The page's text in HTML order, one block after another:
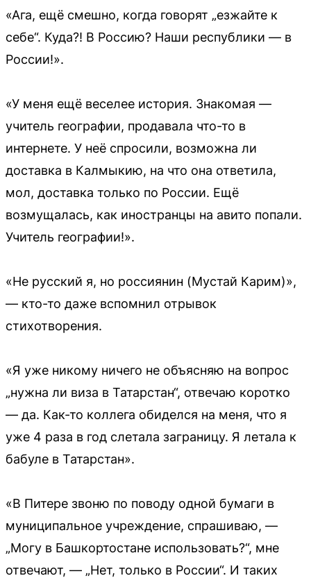
«Ага, ещё смешно, когда говорят „езжайте к
себе“. Куда?! В Россию? Наши республики — в
России!».
«У меня ещё веселее история. Знакомая —
учитель географии, продавала что-то в
интернете. У неё спросили, возможна ли
доставка в Калмыкию, на что она ответила,
мол, доставка только по России. Ещё
возмущалась, как иностранцы на авито попали.
Учитель географии!».
«Не русский я, но россиянин (Мустай Карим)»,
— кто-то даже вспомнил отрывок
стихотворения.
«Я уже никому ничего не объясняю на вопрос
„нужна ли виза в Татарстан“, отвечаю коротко
— да. Как-то коллега обиделся на меня, что я
уже 4 раза в год слетала заграницу. Я летала к
бабуле в Татарстан».
«В Питере звоню по поводу одной бумаги в
муниципальное учреждение, спрашиваю, —
„Могу в Башкортостане использовать?“, мне
отвечают, — „Нет, только в России“. И таких